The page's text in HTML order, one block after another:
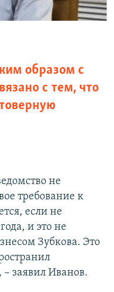
образом с
с тем, что
не
требование к
если не
и это не
Зубкова. Это
заявил Иванов.